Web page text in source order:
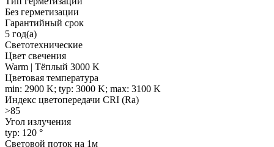
Без герметизации
Гарантийный срок
5 год(а)
Светотехнические
Цвет свечения
Warm | Тёплый 3000 K
Цветовая температура
min: 2900 K; typ: 3000 K; max: 3100 K
Индекс цветопередачи CRI (Ra)
>85
Угол излучения
typ: 120 °
Световой поток на 1м